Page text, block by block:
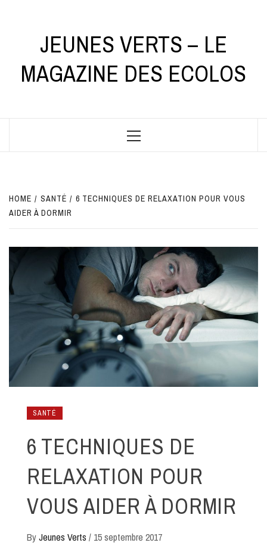
JEUNES VERTS – LE
MAGAZINE DES ECOLOS
Primary
HOME SANTÉ
6 TECHNIQUES DE RELAXATION POUR VOUS
AIDER À DORMIR
SANTÉ
6 TECHNIQUES DE
RELAXATION POUR
VOUS AIDER À DORMIR
ByJeunes Verts / 15 septembre 2017